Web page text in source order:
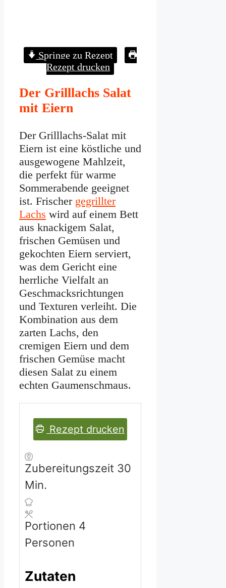
Springe zu Rezept
Rezept drucken
Der Grilllachs Salat
mit Eiern
Der Grilllachs-Salat mit
Eiern ist eine köstliche und
ausgewogene Mahlzeit,
die perfekt für warme
Sommerabende geeignet
ist. Frischer gegrillter
Lachs wird auf einem Bett
aus knackigem Salat,
frischen Gemüsen und
gekochten Eiern serviert,
was dem Gericht eine
herrliche Vielfalt an
Geschmacksrichtungen
und Texturen verleiht. Die
Kombination aus dem
zarten Lachs, den
cremigen Eiern und dem
frischen Gemüse macht
diesen Salat zu einem
echten Gaumenschmaus.
Rezept drucken
Zubereitungszeit 30
Min.
Portionen 4
Personen
Zutaten